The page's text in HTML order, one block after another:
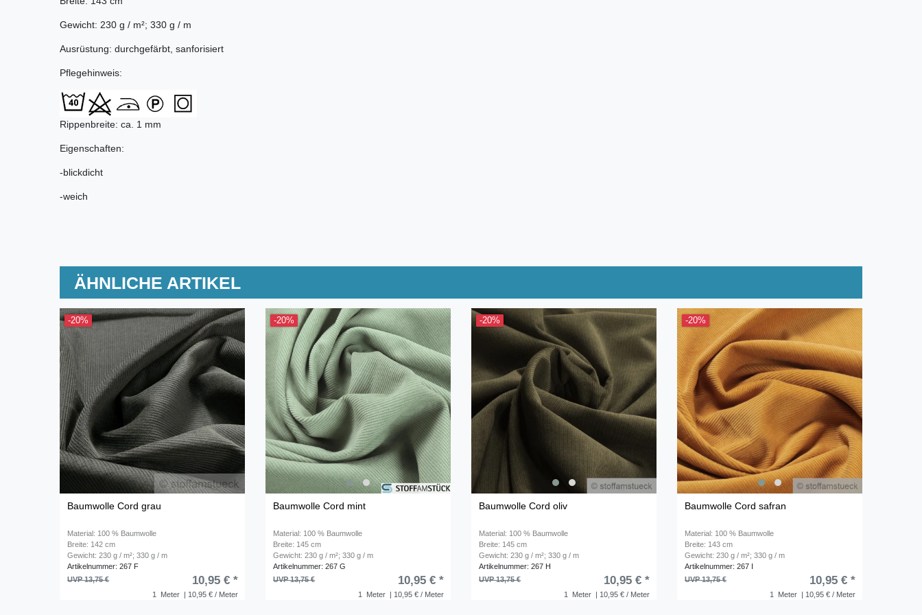
Gewicht: 230 g / m²; 330 g / m
Ausrüstung: durchgefärbt, sanforisiert
Pflegehinweis:
Rippenbreite: ca. 1 mm
Eigenschaften:
-blickdicht
-weich
ÄHNLICHE ARTIKEL
-20%
Baumwolle Cord grau
Material: 100 % Baumwolle
Breite: 142 cm
Gewicht: 230 g / m²; 330 g / m
Artikelnummer: 267 F
1 Meter | 10,95 € / Meter
UVP 13,75 € 10,95 € *
-20%
Baumwolle Cord mint
Material: 100 % Baumwolle
Breite: 145 cm
Gewicht: 230 g / m²; 330 g / m
Artikelnummer: 267 G
1 Meter | 10,95 € / Meter
UVP 13,75 € 10,95 € *
-20%
Baumwolle Cord oliv
Material: 100 % Baumwolle
Breite: 145 cm
Gewicht: 230 g / m²; 330 g / m
Artikelnummer: 267 H
1 Meter | 10,95 € / Meter
UVP 13,75 € 10,95 € *
-20%
Baumwolle Cord safran
Material: 100 % Baumwolle
Breite: 143 cm
Gewicht: 230 g / m²; 330 g / m
Artikelnummer: 267 I
1 Meter | 10,95 € / Meter
UVP 13,75 € 10,95 € *